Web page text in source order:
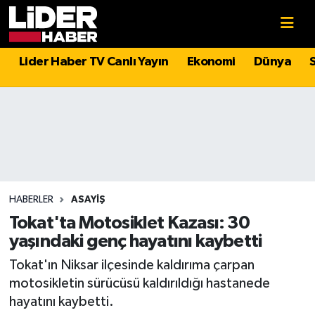
Lider Haber TV Canlı Yayın Ekonomi Dünya
HABERLER ASAYIŞ
Tokat'ta Motosiklet Kazası: 30
yaşındaki genç hayatını kaybetti
Tokat'ın Niksar ilçesinde kaldırıma çarpan
motosikletin sürücüsü kaldırıldığı hastanede
hayatını kaybetti.
Politika
Magazin
Spor
Sağlık
Teknoloji
Hava Durumu
Süper Lig Puan Durumu ve Fikstür
Tüm Manşetler
Son Dakika Haberleri
Haber Arşivi